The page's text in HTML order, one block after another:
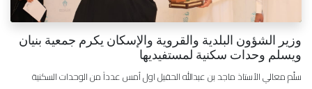
وزير الشؤون البلدية والقروية والإسكان يكرم جمعية بنيان
ويسلم وحدات سكنية لمستفيديها
سلّم معالي الأستاذ ماجد بن عبدالله الحقيل اول أمس عدداً من الوحدات السكنية